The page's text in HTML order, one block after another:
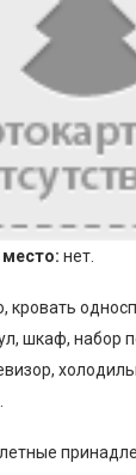
нет.
кровать
шкаф, набор